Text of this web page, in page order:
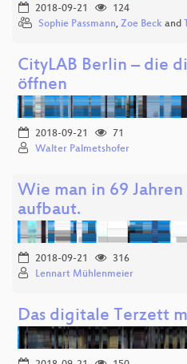
2018-09-21
124
Sophie Passmann, Zoe Beck and
CityLAB Berlin – die
öffnen
2018-09-21
71
Walter Palmetshofer
Wie man in 69
aufbaut.
2018-09-21
316
Lennart Mühlenmeier
Das digitale Terzett